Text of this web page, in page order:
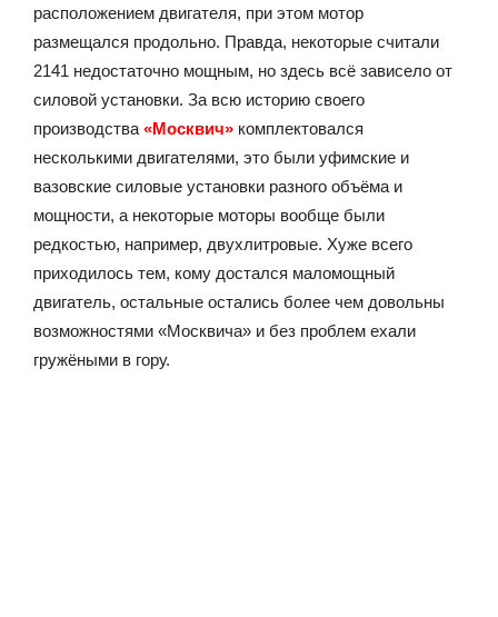
расположением двигателя, при этом мотор
размещался продольно. Правда, некоторые считали
2141 недостаточно мощным, но здесь всё зависело от
силовой установки. За всю историю своего
производства «Москвич» комплектовался
несколькими двигателями, это были уфимские и
вазовские силовые установки разного объёма и
мощности, а некоторые моторы вообще были
редкостью, например, двухлитровые. Хуже всего
приходилось тем, кому достался маломощный
двигатель, остальные остались более чем довольны
возможностями «Москвича» и без проблем ехали
гружёными в гору.